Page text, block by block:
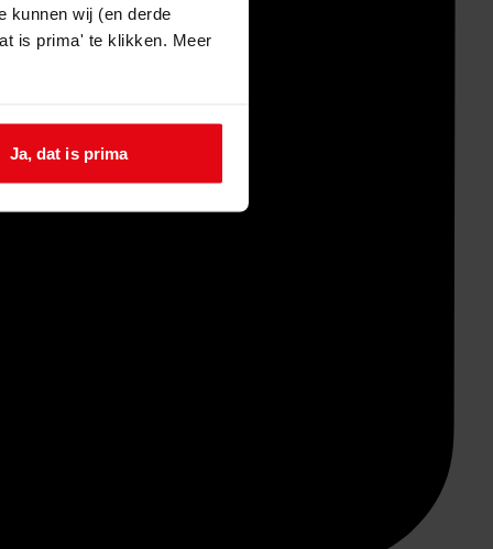
kunnen wij (en derde
is prima' te klikken. Meer
Ja, dat is prima